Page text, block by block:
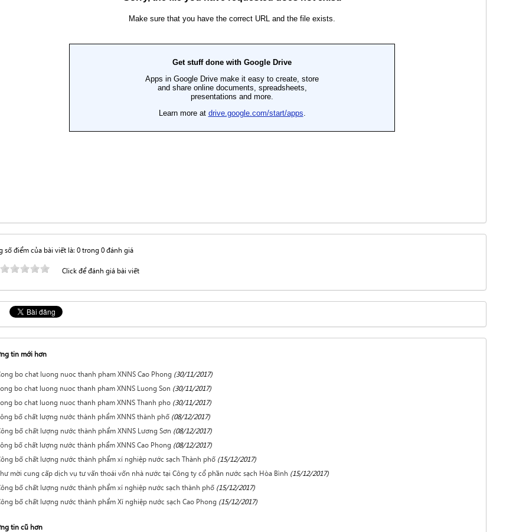
số điểm của bài viết là: 0 trong 0 đánh giá
Click để đánh giá bài viết
tin mới hơn
bo chat luong nuoc thanh pham XNNS Cao Phong (30/11/2017)
bo chat luong nuoc thanh pham XNNS Luong Son (30/11/2017)
bo chat luong nuoc thanh pham XNNS Thanh pho (30/11/2017)
bố chất lượng nước thành phẩm XNNS thành phố (08/12/2017)
bố chất lượng nước thành phẩm XNNS Lương Sơn (08/12/2017)
bố chất lượng nước thành phẩm XNNS Cao Phong (08/12/2017)
bố chất lượng nước thành phẩm xí nghiệp nước sạch Thành phố (15/12/2017)
mời cung cấp dịch vụ tư vấn thoái vốn nhà nước tại Công ty cổ phần nước sạch Hòa Bình (15/12/2017)
bố chất lượng nước thành phẩm xí nghiệp nước sạch thành phố (15/12/2017)
bố chất lượng nước thành phẩm Xí nghiệp nước sạch Cao Phong (15/12/2017)
tin cũ hơn